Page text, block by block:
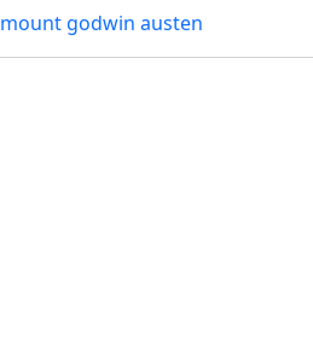
mount godwin austen